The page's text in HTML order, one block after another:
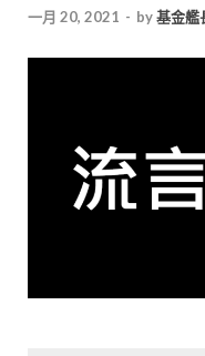
一月 20, 2021 - by基金艦